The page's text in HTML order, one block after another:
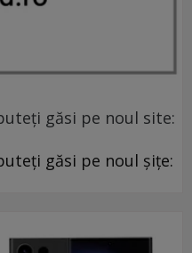
găsi pe noul site:
găsi pe noul șițe: